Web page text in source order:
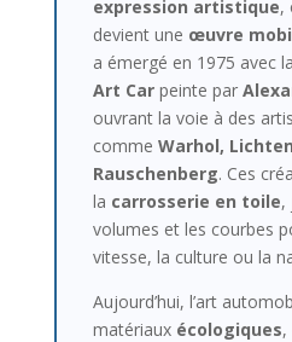
expression artistique,
devient une œuvre
a émergé en 1975 avec
Art Carpeinte par
ouvrant la voie à des
comme Warhol,
Rauschenberg. Ces
la carrosserie en toile,
volumes et les courbes
vitesse, la culture ou la
Aujourd’hui, l’art
matériaux écologiques,